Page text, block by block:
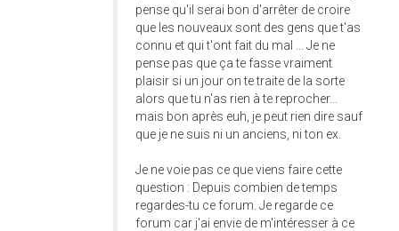
pense qu'il serai bon d'arrêter de croire
que les nouveaux sont des gens que t'as
connu et qui t'ont fait du mal ... Je ne
pense pas que ça te fasse vraiment
plaisir si un jour on te traite de la sorte
alors que tu n'as rien à te reprocher...
mais bon après euh, je peut rien dire sauf
que je ne suis ni un anciens, ni ton ex.
Je ne voie pas ce que viens faire cette
question : Depuis combien de temps
regardes-tu ce forum. Je regarde ce
forum car j'ai envie de m'intéresser à ce